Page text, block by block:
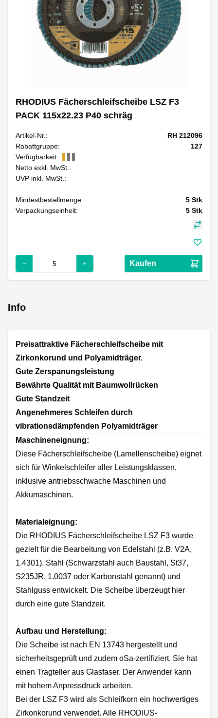
RHODIUS Fächerschleifscheibe LSZ F3
PACK 115x22.23 P40 schräg
Artikel-Nr.:
RH 212096
Rabattgruppe:
127
Verfügbarkeit:
Netto exkl. MwSt.:
UVP inkl. MwSt.:
Mindestbestellmenge: 5 Stk
Verpackungseinheit:
5 Stk
Kaufen
Info
Preisattraktive Fächerschleifscheibe mit
Zirkonkorund und Polyamidträger.
Gute Zerspanungsleistung
Bewährte Qualität mit Baumwollrücken
Gute Standzeit
Angenehmeres Schleifen durch
vibrationsdämpfenden Polyamidträger
Maschineneignung:
Diese Fächerschleifscheibe (Lamellenscheibe) eignet
sich für Winkelschleifer aller Leistungsklassen,
inklusive antriebsschwache Maschinen und
Akkumaschinen.
Materialeignung:
Die RHODIUS Fächerschleifscheibe LSZ F3 wurde
gezielt für die Bearbeitung von Edelstahl (z.B. V2A,
1.4301), Stahl (Schwarzstahl auch Baustahl, St37,
S235JR, 1.0037 oder Karbonstahl genannt) und
Stahlguss entwickelt. Die Scheibe überzeugt hier
durch eine gute Standzeit.
Aufbau und Herstellung:
Die Scheibe ist nach EN 13743 hergestellt und
sicherheitsgeprüft und zudem oSa-zertifiziert. Sie hat
einen Tragteller aus Glasfaser. Der Anwender kann
mit hohem Anpressdruck arbeiten.
Bei der LSZ F3 wird als Schleifkorn ein hochwertiges
Zirkonkorund verwendet. Alle RHODIUS-